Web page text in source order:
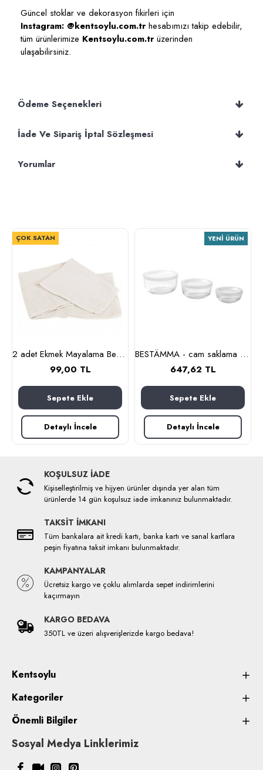
Güncel stoklar ve dekorasyon fikirleri için
Instagram: @kentsoylu.com.trhesabımızı takip edebilir,
tüm ürünlerimize Kentsoylu.com.trüzerinden
ulaşabilirsiniz.
Ödeme Seçenekleri
İade Ve Sipariş İptal Sözleşmesi
Yorumlar
ÇOK SATAN
2 adet Ekmek Mayalama Bezi 50x70 cm, %100 Pamuk Amerikan Pasa Bezi
99,00 TL
Sepete Ekle
Detaylı İncele
YENI ÜRÜN
BESTÄMMA - cam saklama kabı seti (cam)
647,62 TL
Sepete Ekle
Detaylı İncele
KOŞULSUZ İADE
Kişiselleştirilmiş ve hijyen ürünler dışında yer alan tüm
ürünlerde 14 gün koşulsuz iade imkanınız bulunmaktadır.
TAKSİT İMKANI
Tüm bankalara ait kredi kartı, banka kartı ve sanal kartlara
peşin fiyatına taksit imkanı bulunmaktadır.
KAMPANYALAR
Ücretsiz kargo ve çoklu alımlarda sepet indirimlerini
kaçırmayın
KARGO BEDAVA
350TL ve üzeri alışverişlerizde kargo bedava!
Kentsoylu
Kategoriler
Önemli Bilgiler
Sosyal Medya Linklerimiz